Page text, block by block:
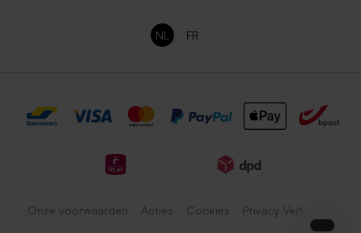
NL FR
Onze voorwaarden Acties Cookies Privacy Verklaring